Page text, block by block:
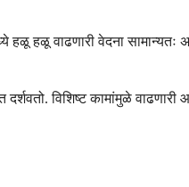
हळू हळू वाढणारी वेदना
विशिष्ट कामांमुळे वाढणारी